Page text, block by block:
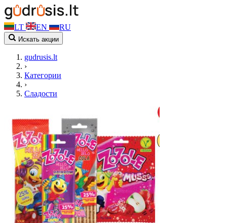
LT EN RU
Искать акции
gudrusis.lt
›
Категории
›
Сладости